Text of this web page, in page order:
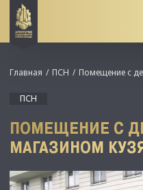
Главная ПСН Помещение с
ПСН
ПОМЕЩЕНИЕ С
МАГАЗИНОМ